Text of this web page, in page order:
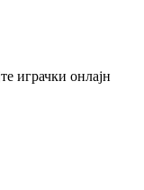
играчки онлајн